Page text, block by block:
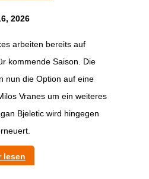
2026
arbeiten bereits auf
kommende Saison. Die
nun die Option auf eine
Vranes um ein weiteres
Bjeletic wird hingegen
lesen